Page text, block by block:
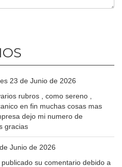
23 de Junio de 2026
rubros , como sereno ,
en fin muchas cosas mas
dejo mi numero de
gracias
Junio de 2026
su comentario debido a